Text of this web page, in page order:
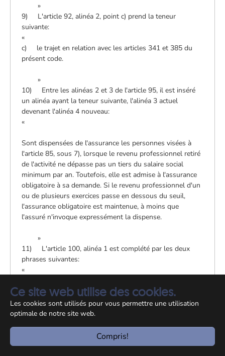
Ce site web utilise des cookies.
Les cookies sont utilisés pour vous permettre une utilisation
optimale de notre site web.
Compris!
»
9) L'article 92, alinéa 2, point c) prend la teneur
suivante:
«
c) le trajet en relation avec les articles 341 et 385 du
présent code.
»
10) Entre les alinéas 2 et 3 de l'article 95, il est inséré
un alinéa ayant la teneur suivante, l'alinéa 3 actuel
devenant l'alinéa 4 nouveau:
«
Sont dispensées de l'assurance les personnes visées à
l'article 85, sous 7), lorsque le revenu professionnel retiré
de l'activité ne dépasse pas un tiers du salaire social
minimum par an. Toutefois, elle est admise à l'assurance
obligatoire à sa demande. Si le revenu professionnel d'un
ou de plusieurs exercices passe en dessous du seuil,
l'assurance obligatoire est maintenue, à moins que
l'assuré n'invoque expressément la dispense.
»
11) L'article 100, alinéa 1 est complété par les deux
phrases suivantes:
«
Le paiement se fait valablement, soit au moyen d'un
virement ou mandat postal, soit au moyen d'un virement
à un compte bancaire du bénéficiaire. Les frais sont à